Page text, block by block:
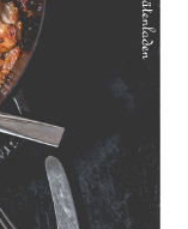
und kleinen